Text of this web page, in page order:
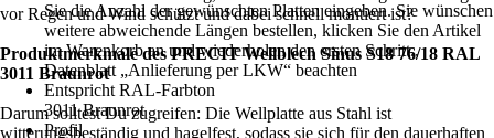
Sie die Anzahl der gewünschten Platten eingeben. Sie wünschen
weitere abweichende Längen bestellen, klicken Sie den Artikel
im Warenkorb an und wiederholen den ersten Schritt.,
Datenblatt „Anlieferung per LKW“ beachten
Entspricht RAL-Farbton
3011 Braunrot
Profil
vor Regen und Wind schützt und dabei schnell montiert ist?
Produktmerkmale des PRECIT Wellblech Sinus S18 76/18 RAL
3011 Braunrot
Darum solltest Du zugreifen: Die Wellplatte aus Stahl ist
witterungsbeständig und hagelfest, sodass sie sich für den dauerhaften